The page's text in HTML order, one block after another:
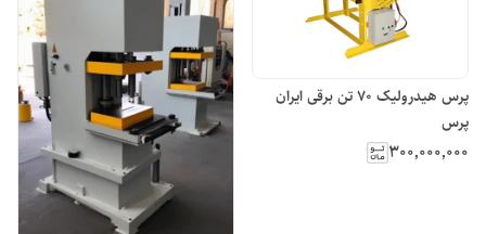
پرس هیدرولیک 70 تن برقی ایران
پرس
۳۰۰٬۰۰۰٬۰۰۰